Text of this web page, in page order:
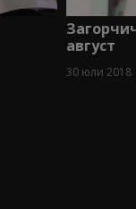
август
30 юли 2018